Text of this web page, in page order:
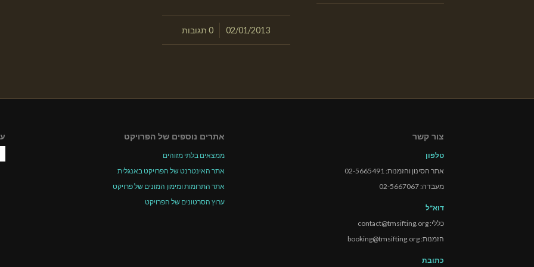
02/01/2013
/ 0 תגובות
צור קשר
טלפון
אתר הסינון והזמנות: 02-5665491
מעבדה: 02-5667067
דוא"ל
כללי: contact@tmsifting.org
הזמנות: booking@tmsifting.org
כתובת
אתרים נוספים של הפרויקט
ממצאים בלתי מזוהים
אתר האינטרנט של הפרויקט באנגלית
אתר התרומות ומימון המונים של פרויקט
ערוץ הסרטונים של הפרויקט